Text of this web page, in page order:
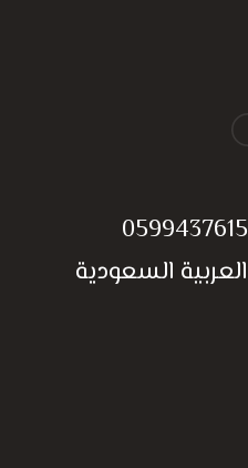
0599437615
السعودية